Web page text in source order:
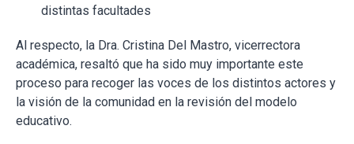
distintas facultades
Al respecto, la Dra. Cristina Del Mastro, vicerrectora
académica, resaltó que ha sido muy importante este
proceso para recoger las voces de los distintos actores y
la visión de la comunidad en la revisión del modelo
educativo.